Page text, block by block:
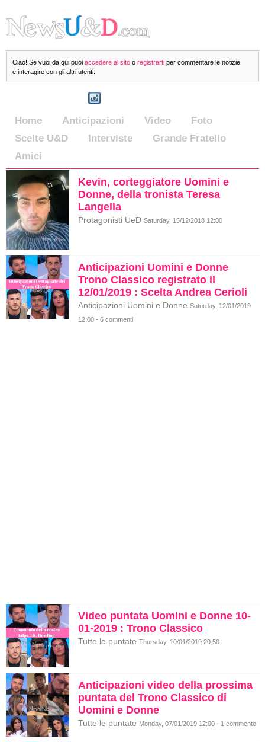
Ciao! Se vuoi da qui puoi accedere al sito o registrarti per commentare le notizie
e interagire con gli altri utenti.
Home Anticipazioni Video
Foto
Scelte U&D
Interviste
Grande Fratello
Amici
Kevin, corteggiatore Uomini e
Donne, della tronista Teresa
Langella
Protagonisti UeD Saturday, 15/12/2018 12:00
Anticipazioni Uomini e Donne
Trono Classico registrato il
12/01/2019 : Scelta Andrea Cerioli
Anticipazioni Uomini e Donne Saturday, 12/01/2019
12:00 - 6 commenti
Video puntata Uomini e Donne 10-
01-2019 : Trono Classico
Tutte le puntate Thursday, 10/01/2019 20:50
Anticipazioni video della prossima
puntata del Trono Classico di
Uomini e Donne
Tutte le puntate Monday, 07/01/2019 12:00 - 1 commento